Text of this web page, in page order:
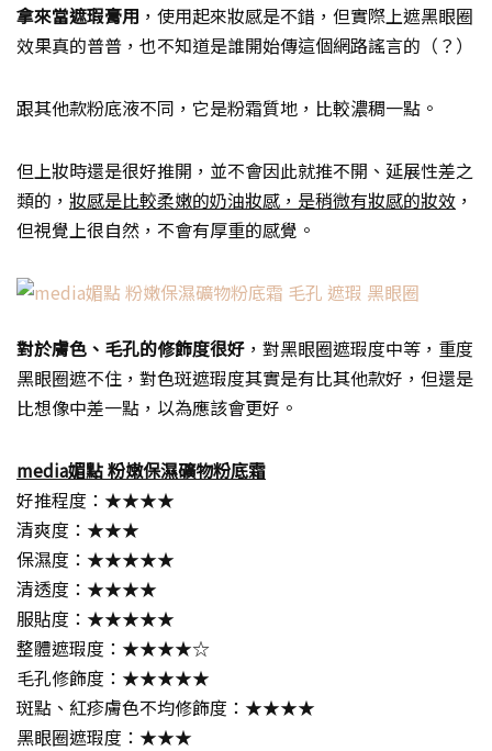
拿來當遮瑕膏用 ，使用起來妝感是不錯，但實際上遮黑眼圈
效果真的普普，也不知道是誰開始傳這個網路謠言的（？）
跟其他款粉底液不同，它是粉霜質地，比較濃稠一點。
但上妝時還是很好推開，並不會因此就推不開、延展性差之
類的， 妝感是比較柔嫩的奶油妝感，是稍微有妝感的妝效 ，
但視覺上很自然，不會有厚重的感覺。
對於膚色、毛孔的修飾度很好 ，對黑眼圈遮瑕度中等，重度
黑眼圈遮不住，對色斑遮瑕度其實是有比其他款好，但還是
比想像中差一點，以為應該會更好。
media媚點 粉嫩保濕礦物粉底霜
好推程度：★★★★
清爽度：★★★
保濕度：★★★★★
清透度：★★★★
服貼度：★★★★★
整體遮瑕度：★★★★☆
毛孔修飾度：★★★★★
斑點、紅疹膚色不均修飾度：★★★★
黑眼圈遮瑕度：★★★